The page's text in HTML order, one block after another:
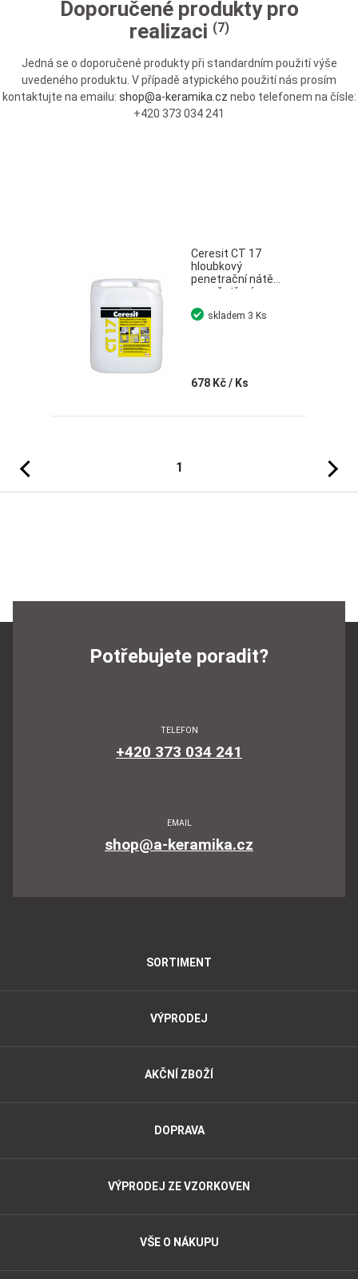
Doporučené produkty pro
realizaci (7)
Jedná se o doporučené produkty při standardním použití výše
uvedeného produktu. V případě atypického použití nás prosím
kontaktujte na emailu: shop@a-keramika.cz nebo telefonem na čísle:
+420 373 034 241
Ceresit CT 17
hloubkový
penetrační nátěr
pro ošetření
savých podkladů
5 l
678 Kč/ Ks
skladem 3 Ks
Předchozí 1
Potřebujete poradit?
TELEFON
+420 373 034 241
EMAIL
shop@a-keramika.cz
SORTIMENT
VÝPRODEJ
AKČNÍ ZBOŽÍ
DOPRAVA
VÝPRODEJ ZE VZORKOVEN
VŠE O NÁKUPU